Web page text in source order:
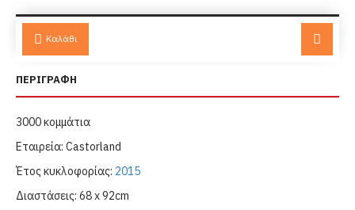
Καλάθι
ΠΕΡΙΓΡΑΦΗ
3000 κομμάτια
Εταιρεία: Castorland
Έτος κυκλοφορίας: 2015
Διαστάσεις: 68 x 92cm